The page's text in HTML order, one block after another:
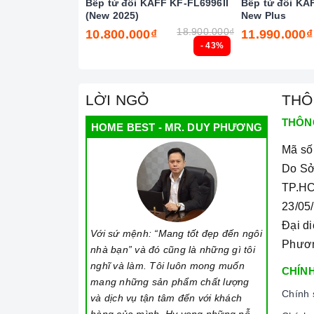
Công suất: 2000W
Kích thước sản phẩm: 370x290x20 mm
Kết cấu khung vỏ: Bằng nhựa chịu nhiệt
4. Hướng dẫn sử dụng:
1/ Lưu ý khi chọn nồi nấu
Trước khi bắt đầu nấu,
bạn cần có dụng
hồng ngoại, có kén nồi nấu hay không...
Lưu ý những chất liệu sau sẽ phù hợp
hoặc các vật liệu từ tính.
Các vật liệu không hoạt động trên mặt
- 43%
Bếp từ đôi KAFF KF-FL6996II
(New 2025)
10.800.000₫ 18.900.000₫
Bếp từ đôi
New Plus
11.990.000₫
LỜI NGỎ
HOME BEST - MR. DUY PHƯƠNG
Với sứ mệnh: “Mang tốt đẹp đến ngôi
nhà bạn” và đó cũng là những gì tôi
nghĩ và làm. Tôi luôn mong muốn
mang những sản phẩm chất lượng
và dịch vụ tận tâm đến với khách
Mã
Do
23/
Đại
Chính